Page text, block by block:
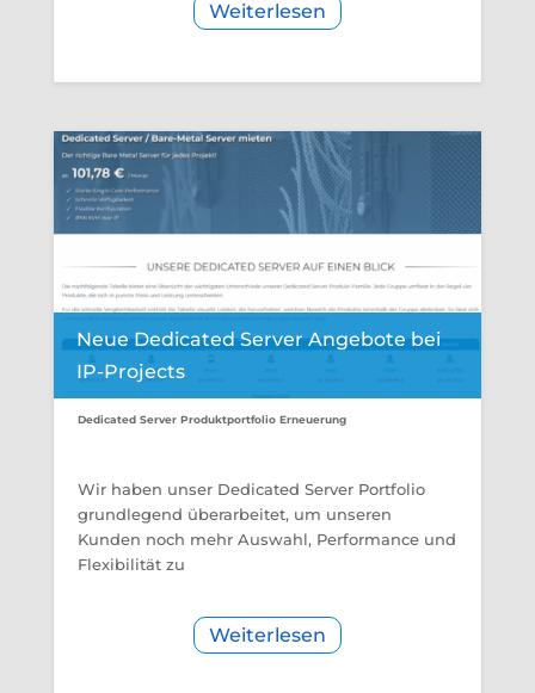
Weiterlesen
Neue Dedicated Server Angebote bei
IP-Projects
Dedicated Server Produktportfolio Erneuerung
Wir haben unser Dedicated Server Portfolio
grundlegend überarbeitet, um unseren
Kunden noch mehr Auswahl, Performance und
Flexibilität zu
Weiterlesen